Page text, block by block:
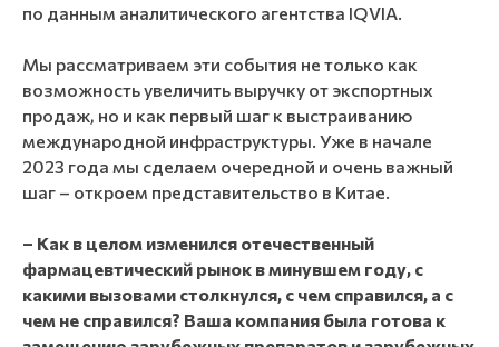
по данным аналитического агентства IQVIA.
Мы рассматриваем эти события не только как
возможность увеличить выручку от экспортных
продаж, но и как первый шаг к выстраиванию
международной инфраструктуры. Уже в начале
2023 года мы сделаем очередной и очень важный
шаг – откроем представительство в Китае.
– Как в целом изменился отечественный
фармацевтический рынок в минувшем году, с
какими вызовами столкнулся, с чем справился, а с
чем не справился? Ваша компания была готова к